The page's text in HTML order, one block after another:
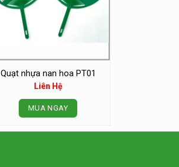
Quạt nhựa nan hoa PT01
Liên Hệ
MUA NGAY